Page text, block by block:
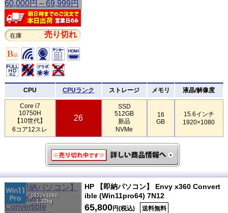
在庫 売り切れ
CPU CPUランク ストレージ メモリ 液晶/解像度
Core i7
10750H
【10世代】
6コア12スレ
26
SSD
512GB
新品
NVMe
16
GB
15.6インチ
1920×1080
1920×1080
1.32kg
HP 【即納パソコン】 Envy x360 Convert
ible (Win11pro64) 7N12
65,800円(税込) 送料無料